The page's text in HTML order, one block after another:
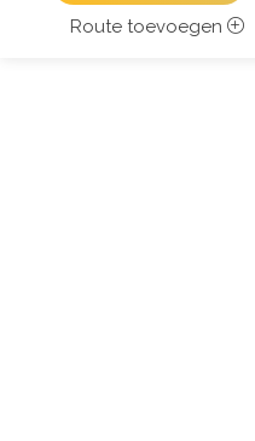
Route toevoegen